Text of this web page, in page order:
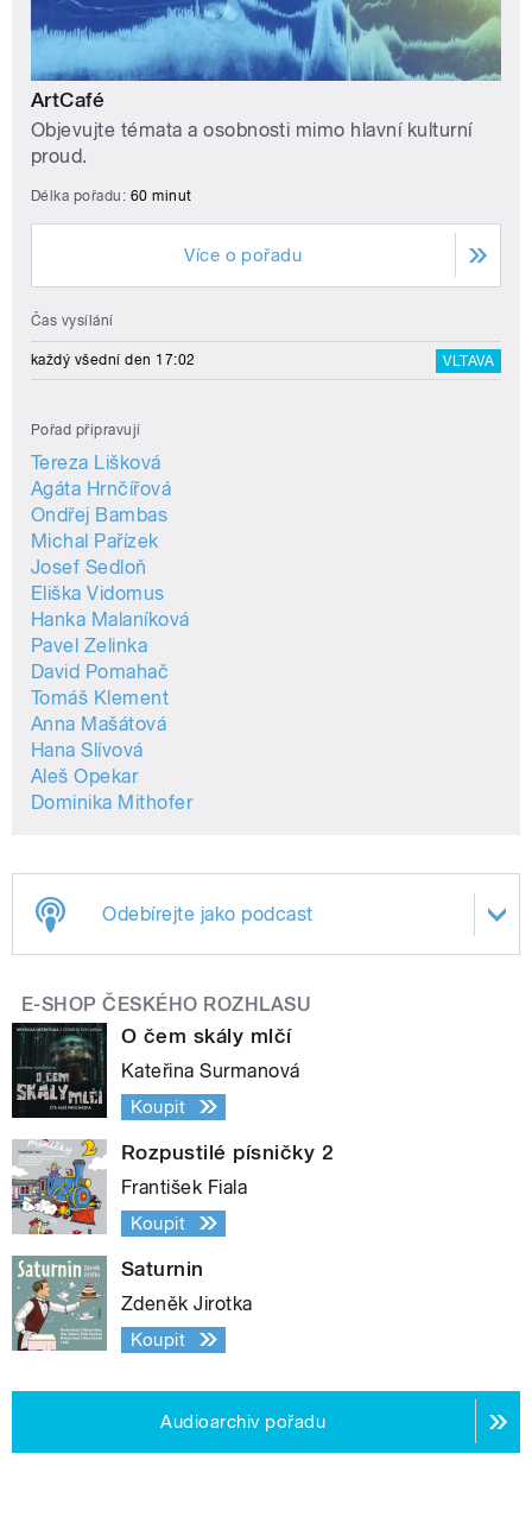
ArtCafé
Objevujte témata a osobnosti mimo hlavní kulturní
proud.
Délka pořadu: 60 minut
Více o pořadu
Čas vysílání
každý všední den 17:02 VLTAVA
Pořad připravují
Tereza Lišková
Agáta Hrnčířová
Ondřej Bambas
Michal Pařízek
Josef Sedloň
Eliška Vidomus
Hanka Malaníková
Pavel Zelinka
David Pomahač
Tomáš Klement
Anna Mašátová
Hana Slívová
Aleš Opekar
Dominika Mithofer
Odebírejte jako podcast
E-SHOP ČESKÉHO ROZHLASU
O čem skály mlčí
Kateřina Surmanová
Koupit
Rozpustilé písničky 2
František Fiala
Koupit
Saturnin
Zdeněk Jirotka
Koupit
Audioarchiv pořadu